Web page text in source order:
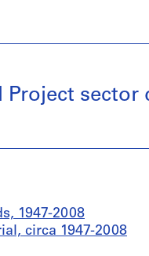
Project sector
1947-2008
circa 1947-2008